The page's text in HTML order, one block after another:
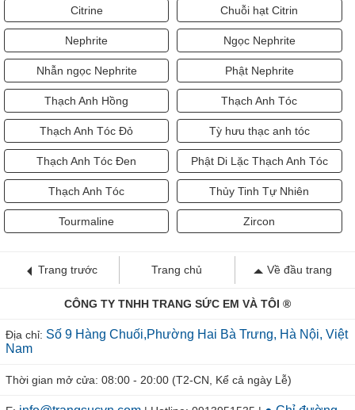
Citrine Chuỗi hạt Citrin
Nephrite Ngọc Nephrite
Nhẫn ngọc Nephrite Phật Nephrite
Thạch Anh Hồng Thạch Anh Tóc
Thạch Anh Tóc Đỏ Tỳ hưu thạc anh tóc
Thạch Anh Tóc Đen Phật Di Lặc Thạch Anh Tóc
Thạch Anh Tóc Thủy Tinh Tự Nhiên
Tourmaline Zircon
Trang trước Trang chủ Về đầu trang
CÔNG TY TNHH TRANG SỨC EM VÀ TÔI ®
Địa chỉ: Số 9 Hàng Chuối,Phường Hai Bà Trưng, Hà Nội, Việt
Nam
Thời gian mở cửa: 08:00 - 20:00 (T2-CN, Kể cả ngày Lễ)